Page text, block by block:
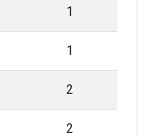
1
1
2
2